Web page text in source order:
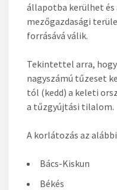
állapotba kerülhet és
mezőgazdasági
forrásává válik.
Tekintettel arra,
nagyszámú tűzeset
tól (kedd) a keleti
a tűzgyújtási tilalom.
A korlátozás az
Bács-Kiskun
Békés